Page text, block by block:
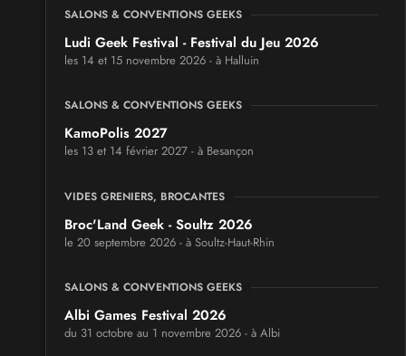
SALONS & CONVENTIONS GEEKS
Ludi Geek Festival - Festival du Jeu 2026
les 14 et 15 novembre 2026 - à Halluin
SALONS & CONVENTIONS GEEKS
KamoPolis 2027
les 13 et 14 février 2027 - à Besançon
VIDES GRENIERS, BROCANTES
Broc'Land Geek - Soultz 2026
le 20 septembre 2026 - à Soultz-Haut-Rhin
SALONS & CONVENTIONS GEEKS
Albi Games Festival 2026
du 31 octobre au 1 novembre 2026 - à Albi